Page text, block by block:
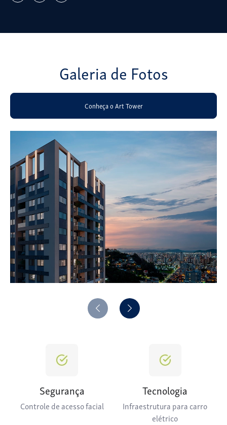
Galeria de Fotos
Conheça o Art Tower
Segurança
Controle de acesso facial
Tecnologia
Infraestrutura para carro
elétrico